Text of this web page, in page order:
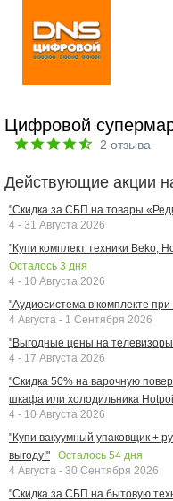
Цифровой
2 отзыва
Действующие акции
"Скидка за СБП на товары
4 - 31 Августа 2026
"Купи комплект техники Beko,
Осталось 3 дня
4 - 10 Августа 2026
"Аудиосистема в комплекте
4 Августа - 1 Сентября 2026
"Выгодные цены на
4 - 17 Августа 2026
"Скидка 50% на варочную
шкафа или холодильника
4 - 10 Августа 2026
"Купи вакуумный упаковщик +
выгоду!"
Осталось 54 дня
4 Августа - 30 Сентября 2026
"Скидка за СБП на бытовую